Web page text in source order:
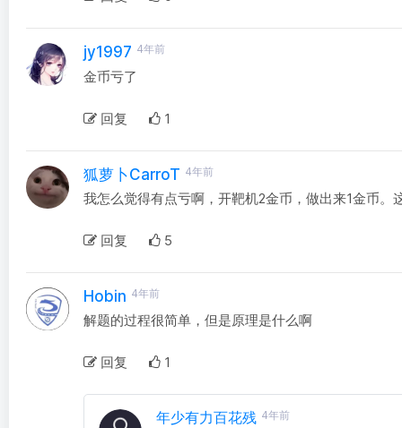
jy1997 4年前
金币亏了
回复 1
狐萝卜CarroT 4年前
我怎么觉得有点亏啊，开靶机2金币，做出来1金币。
回复 5
Hobin 4年前
解题的过程很简单，但是原理是什么啊
回复 1
年少有力百花残 4年前